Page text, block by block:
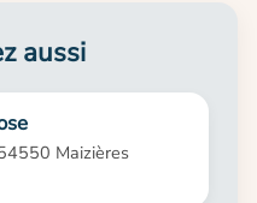
aussi
Maizières